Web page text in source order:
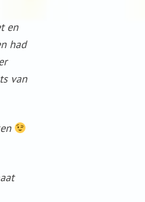
en
had
van